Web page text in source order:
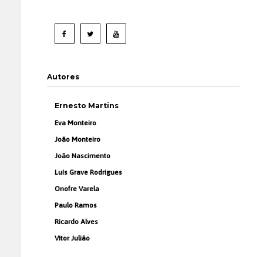
Autores
Ernesto Martins
Eva Monteiro
João Monteiro
João Nascimento
Luís Grave Rodrigues
Onofre Varela
Paulo Ramos
Ricardo Alves
Vítor Julião